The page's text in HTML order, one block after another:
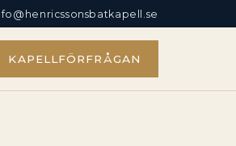
KAPELLFÖRFRÅGAN